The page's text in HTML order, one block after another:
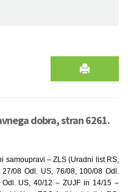
dobra, stran 6261.
samoupravi – ZLS (Uradni list RS,
08 Odl. US, 76/08, 100/08 Odl.
US, 40/12 – ZUJF in 14/15 –